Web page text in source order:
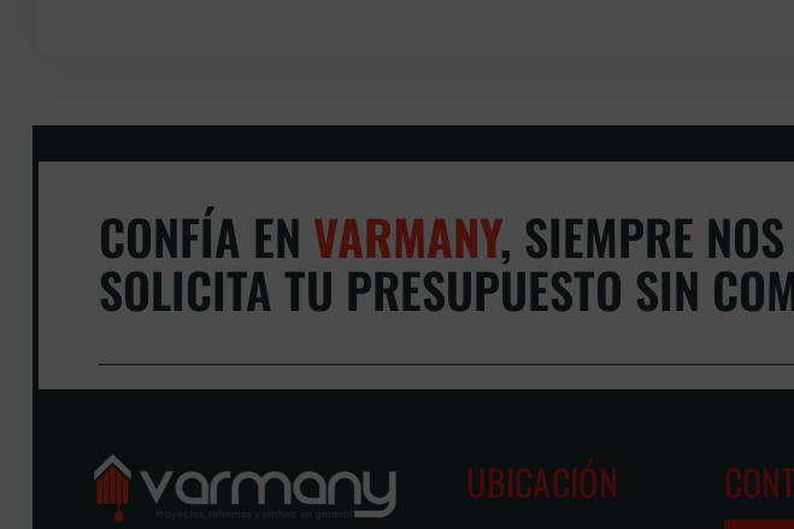
CONFÍA EN VARMANY, SIEMPRE
SOLICITA TU PRESUPUESTO SIN
UBICACIÓN